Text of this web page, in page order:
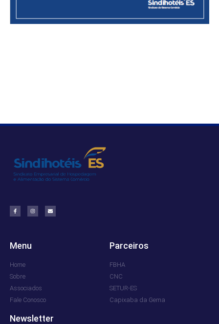
Menu
Home
Sobre
Associados
Fale Conosco
Parceiros
FBHA
CNC
SETUR-ES
Capixaba da Gema
Newsletter